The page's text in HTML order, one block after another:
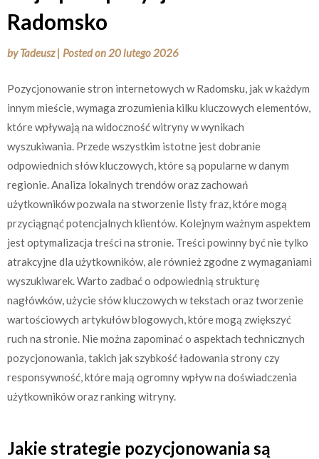
Radomsko
byTadeusz | Posted on20 lutego 2026
Pozycjonowanie stron internetowych w Radomsku, jak w każdym
innym mieście, wymaga zrozumienia kilku kluczowych elementów,
które wpływają na widoczność witryny w wynikach
wyszukiwania. Przede wszystkim istotne jest dobranie
odpowiednich słów kluczowych, które są popularne w danym
regionie. Analiza lokalnych trendów oraz zachowań
użytkowników pozwala na stworzenie listy fraz, które mogą
przyciągnąć potencjalnych klientów. Kolejnym ważnym aspektem
jest optymalizacja treści na stronie. Treści powinny być nie tylko
atrakcyjne dla użytkowników, ale również zgodne z wymaganiami
wyszukiwarek. Warto zadbać o odpowiednią strukturę
nagłówków, użycie słów kluczowych w tekstach oraz tworzenie
wartościowych artykułów blogowych, które mogą zwiększyć
ruch na stronie. Nie można zapominać o aspektach technicznych
pozycjonowania, takich jak szybkość ładowania strony czy
responsywność, które mają ogromny wpływ na doświadczenia
użytkowników oraz ranking witryny.
Jakie strategie pozycjonowania są